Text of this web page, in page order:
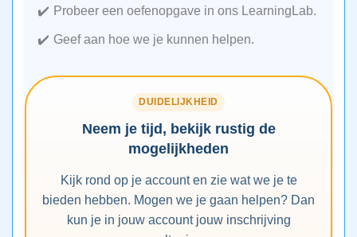
Probeer een oefenopgave in ons LearningLab.
Geef aan hoe we je kunnen helpen.
DUIDELIJKHEID
Neem je tijd, bekijk rustig de
mogelijkheden
Kijk rond op je account en zie wat we je te
bieden hebben. Mogen we je gaan helpen? Dan
kun je in jouw account jouw inschrijving